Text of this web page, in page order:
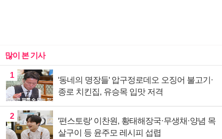
많이 본 기사
1
'동네의 명장들' 압구정로데오 오징어 불고기·
종로 치킨집, 유승목 입맛 저격
2
'편스토랑' 이찬원, 황태해장국·무생채·양념 목
살구이 등 윤주모 레시피 섭렵